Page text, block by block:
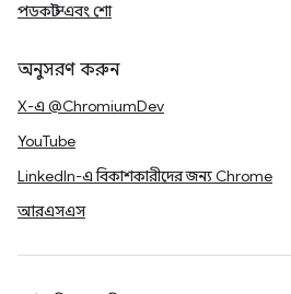
পডকাস্ট এবং শো
অনুসরণ করুন
X-এ @ChromiumDev
YouTube
LinkedIn-এ বিকাশকারীদের জন্য Chrome
আরএসএস